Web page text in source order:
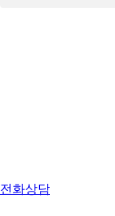
전화상담